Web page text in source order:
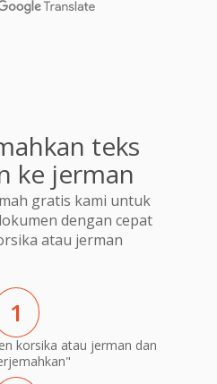
teks
ke jerman
gratis kami untuk
dengan cepat
atau jerman
1
korsika atau jerman dan